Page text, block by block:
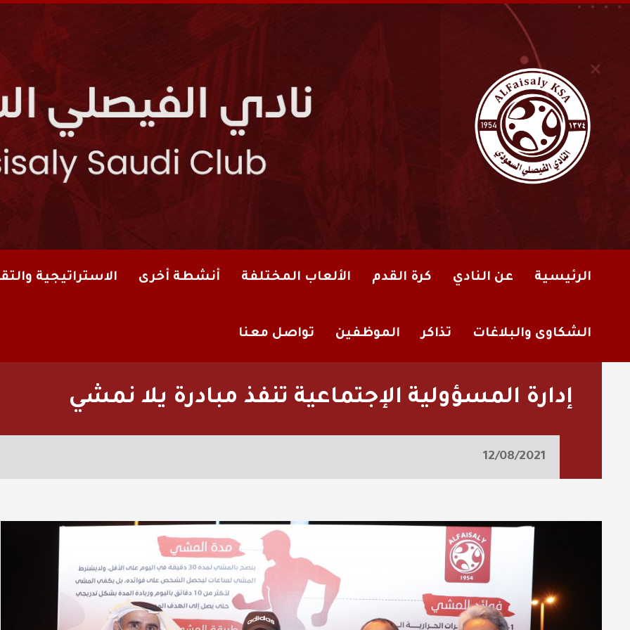
الرئيسية عن النادي كرة القدم الألعاب المختلفة أنشطة أخرى الاستراتيجية
الشكاوى والبلاغات تذاكر الموظفين تواصل معنا
إدارة المسؤولية الإجتماعية تنفذ مبادرة يلا نمشي
12/08/2021